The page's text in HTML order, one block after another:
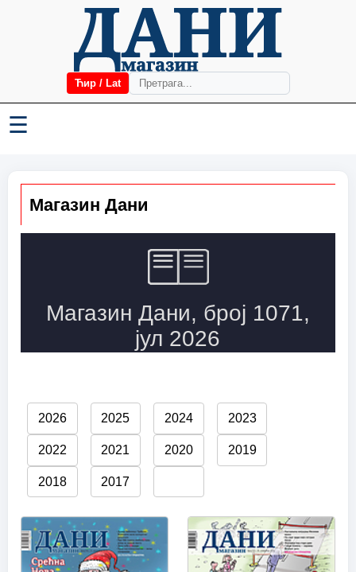
Ћир / Lat
☰
Магазин Дани
2026 2025 2024 2023
2022 2021 2020 2019
2018 2017